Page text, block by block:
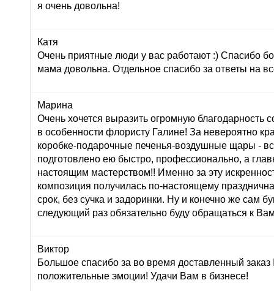
я очень довольна!
Катя
Очень приятные люди у вас работают :) Спасибо
мама довольна. Отдельное спасибо за ответы на
Марина
Очень хочется выразить огромную благодарность
в особенности флористу Галине! За невероятно
коробке-подарочные печенья-воздушные щары -
подготовлено ею быстро, профессионально, а
настоящим мастерством!! Именно за эту
композиция получилась по-настоящему
срок, без сучка и задоринки. Ну и конечно же сам
следующий раз обязательно буду обращаться к
Виктор
Большое спасибо за во время доставленный
положительные эмоции! Удачи Вам в бизнесе!